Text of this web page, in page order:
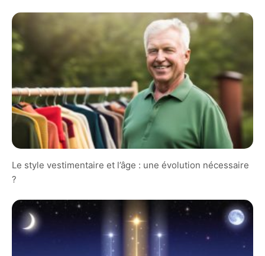
Le style vestimentaire et l’âge : une évolution nécessaire
?